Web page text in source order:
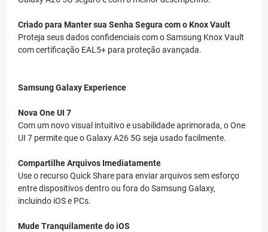
Criado para Manter sua Senha Segura com o Knox Vault
Proteja seus dados confidenciais com o Samsung Knox Vault
com certificação EAL5+ para proteção avançada.
Samsung Galaxy Experience
Nova One UI 7
Com um novo visual intuitivo e usabilidade aprimorada, o One
UI 7 permite que o Galaxy A26 5G seja usado facilmente.
Compartilhe Arquivos Imediatamente
Use o recurso Quick Share para enviar arquivos sem esforço
entre dispositivos dentro ou fora do Samsung Galaxy,
incluindo iOS e PCs.
Mude Tranquilamente do iOS